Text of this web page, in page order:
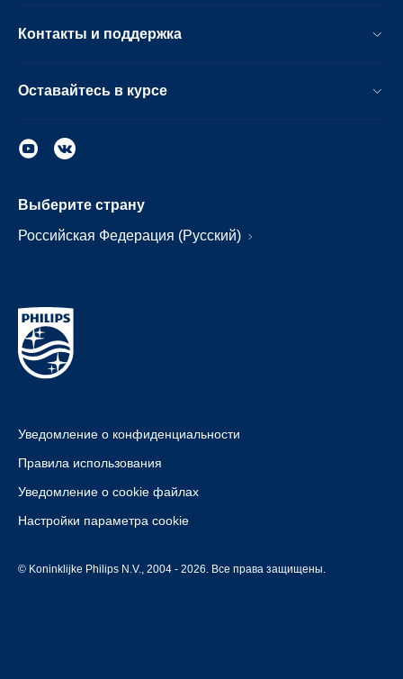
Контакты и поддержка
Оставайтесь в курсе
Выберите страну
Российская Федерация (Русский)
Уведомление о конфиденциальности
Правила использования
Уведомление о cookie файлах
Настройки параметра cookie
© Koninklijke Philips N.V., 2004 - 2026. Все права защищены.